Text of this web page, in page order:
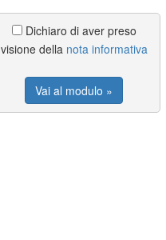
Dichiaro di aver preso
visione della nota informativa
Vai al modulo »